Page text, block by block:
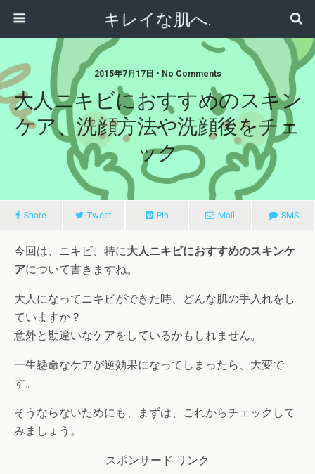
キレイな肌へ.
2015年7月17日 • No Comments
大人ニキビにおすすめのスキン
ケア、洗顔方法や洗顔後をチェ
ック
Share Tweet Pin Mail SMS
今回は、ニキビ、特に大人ニキビにおすすめのスキンケ
アについて書きますね。
大人になってニキビができた時、どんな肌の手入れをし
ていますか？
意外と勘違いなケアをしているかもしれません。
一生懸命なケアが逆効果になってしまったら、大変で
す。
そうならないためにも、まずは、これからチェックして
みましょう。
スポンサード リンク